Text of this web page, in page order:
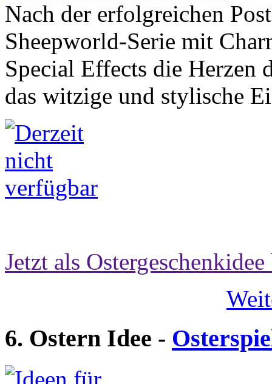
Nach der erfolgreichen
Sheepworld-Serie mit
Special Effects die Herzen
das witzige und stylische
Jetzt als
6. Ostern Idee -